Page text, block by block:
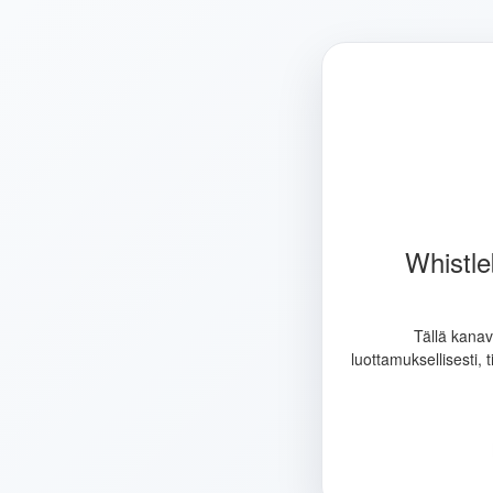
Tällä
luottamuksellisesti,